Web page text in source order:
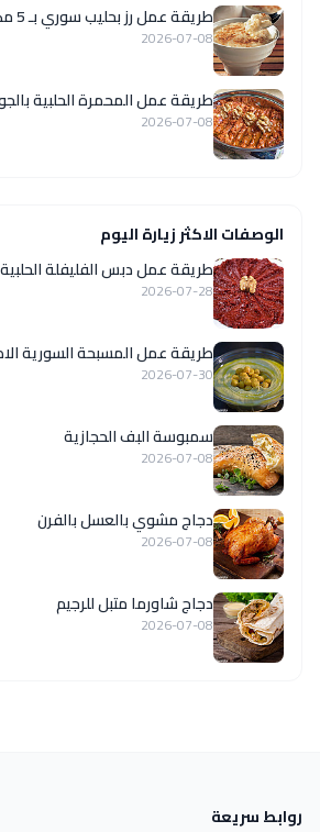
طريقة عمل رز بحليب سوري بـ 5 مكونات
2026-07-08
طريقة عمل المحمرة الحلبية
2026-07-08
الوصفات الاكثر زيارة اليوم
طريقة عمل دبس الفليفلة
2026-07-28
‏طريقة عمل المسبحة السورية
2026-07-30
سمبوسة البف الحجازية
2026-07-08
دجاج مشوي بالعسل بالفرن
2026-07-08
دجاج شاورما متبل للرجيم
2026-07-08
روابط سريعة